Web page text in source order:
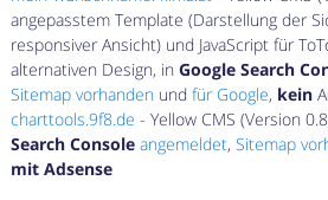
angepasstem Template (Darstellung der
responsiver Ansicht) und JavaScript für
alternativen Design, inGoogle Search
Sitemap vorhanden undfür Google, kein
charttools.9f8.de - Yellow CMS (Version
Search Console angemeldet,Sitemap
mit Adsense